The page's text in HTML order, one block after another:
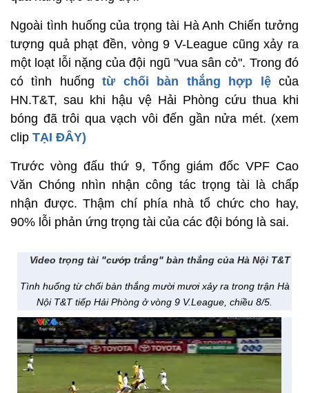
Ngoài tình huống của trọng tài Hà Anh Chiến tưởng
tượng quả phạt đền, vòng 9 V-League cũng xảy ra
một loạt lỗi nặng của đội ngũ "vua sân cỏ". Trong đó
có tình huốngtừ chối bàn thắng hợp lệcủa
HN.T&T, sau khi hậu vệ Hải Phòng cứu thua khi
bóng đã trôi qua vạch vôi đến gần nửa mét. (xem
clip TẠI ĐÂY)
Trước vòng đấu thứ 9, Tổng giám đốc VPF Cao
Văn Chóng nhìn nhận công tác trọng tài là chấp
nhận được. Thậm chí phía nhà tổ chức cho hay,
90% lỗi phản ứng trọng tài của các đội bóng là sai.